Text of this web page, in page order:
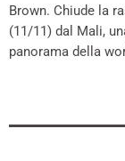
Brown. Chiude la
(11/11) dal Mali,
panorama della